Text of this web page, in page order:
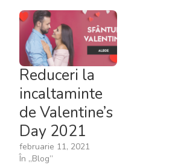
Reduceri la
incaltaminte
de Valentine’s
Day 2021
februarie 11, 2021
În „Blog”